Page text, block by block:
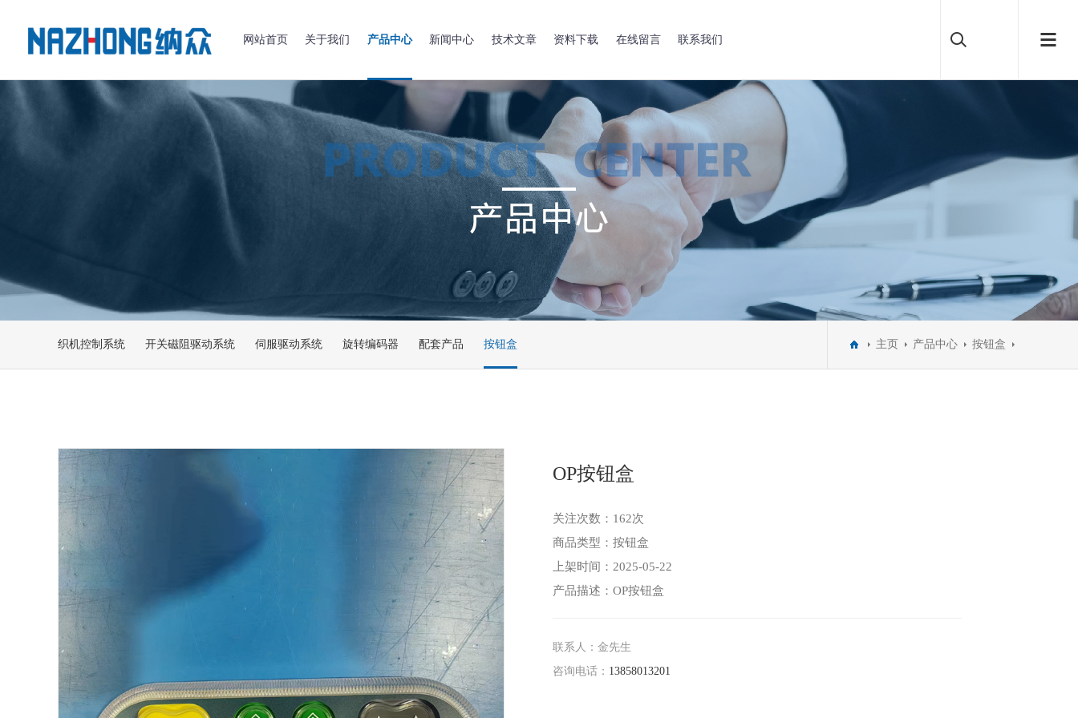
网站首页 关于我们 产品中心 新闻中心 技术文章 资料下载 在线留言 联系我们
织机控制系统 开关磁阻驱动系统 伺服驱动系统 旋转编码器 配套产品 按钮盒 主页 产品中心 按钮盒
OP按钮盒
关注次数： 162次
商品类型：按钮盒
上架时间：2025-05-22
产品描述：OP按钮盒
联系人：金先生
咨询电话： 13858013201